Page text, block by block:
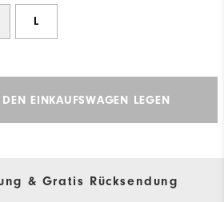
L
EINKAUFSWAGEN LEGEN
& Gratis Rücksendung